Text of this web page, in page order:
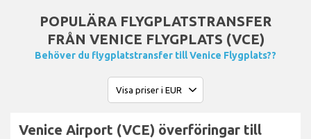
POPULÄRA FLYGPLATSTRANSFER
FRÅN VENICE FLYGPLATS (VCE)
Behöver du flygplatstransfer till Venice Flygplats??
Venice Airport (VCE) överföringar till